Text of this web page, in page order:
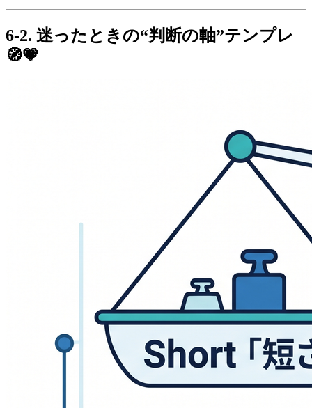
6-2. 迷ったときの“判断の軸”テンプレ
🧭💗